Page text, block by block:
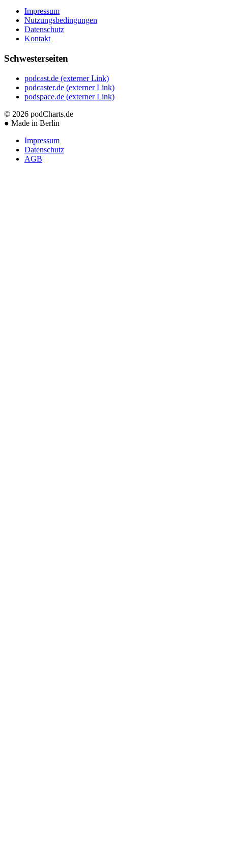
Impressum
Nutzungsbedingungen
Datenschutz
Kontakt
Schwesterseiten
podcast.de (externer Link)
podcaster.de (externer Link)
podspace.de (externer Link)
© 2026 podCharts.de
● Made in Berlin
Impressum
Datenschutz
AGB